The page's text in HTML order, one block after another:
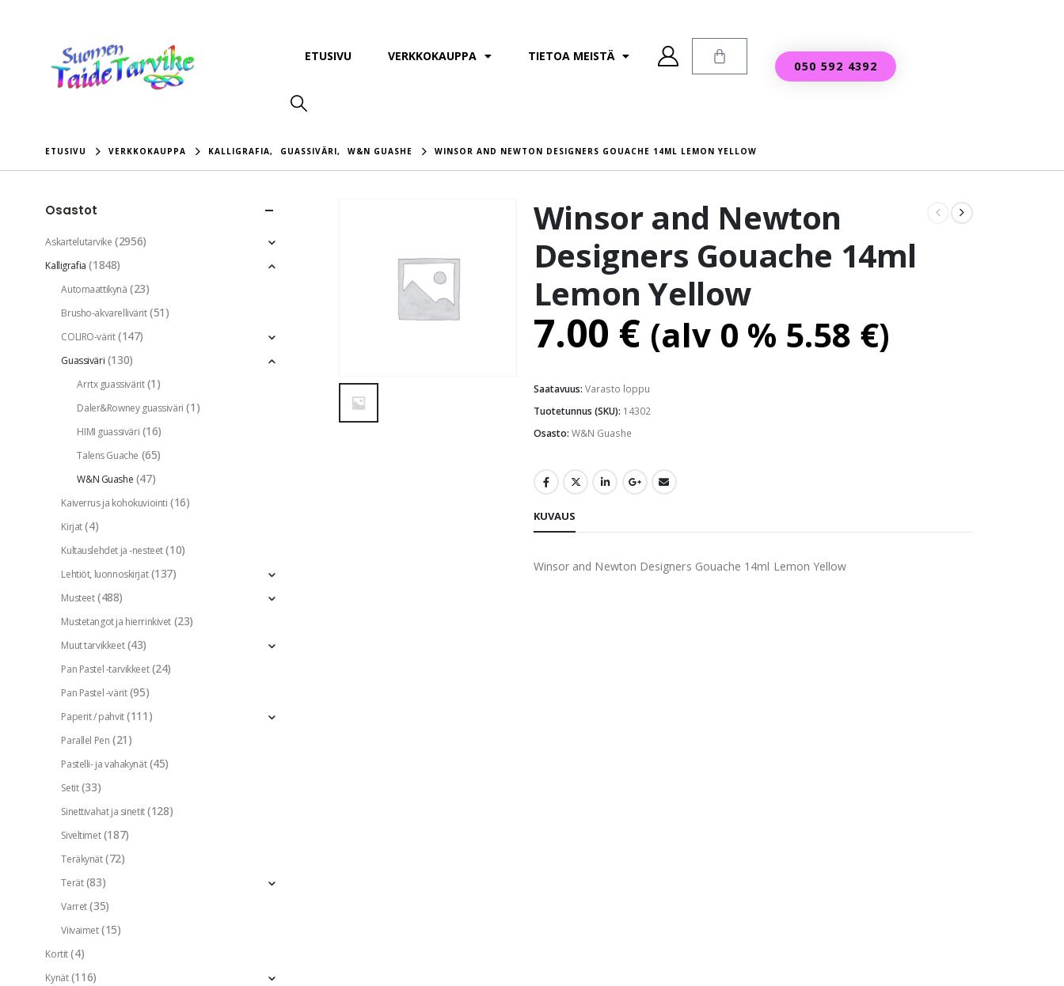
ETUSIVU VERKKOKAUPPA TIETOA MEISTÄ
050 592 4392
ETUSIVU VERKKOKAUPPA KALLIGRAFIA, GUASSIVÄRI, W&N GUASHE WINSOR AND NEWTON DESIGNERS GOUACHE 14ML LEMON YELLOW
Winsor and Newton
Designers Gouache 14ml
Lemon Yellow
7.00 € (alv 0 % 5.58 €)
Saatavuus: Varasto loppu
Tuotetunnus (SKU): 14302
Osasto: W&N Guashe
KUVAUS
Winsor and Newton Designers Gouache 14ml Lemon Yellow
Osastot
Askartelutarvike (2956)
Kalligrafia (1848)
Automaattikynä (23)
Brusho-akvarellivärit (51)
COLIRO-värit (147)
Guassiväri (130)
Arrtx guassivärit (1)
Daler&Rowney guassiväri (1)
HIMI guassiväri (16)
Talens Guache (65)
W&N Guashe (47)
Kaiverrus ja kohokuviointi (16)
Kirjat (4)
Kultauslehdet ja -nesteet (10)
Lehtiöt, luonnoskirjat (137)
Musteet (488)
Mustetangot ja hierrinkivet (23)
Muut tarvikkeet (43)
Pan Pastel -tarvikkeet (24)
Pan Pastel -värit (95)
Paperit / pahvit (111)
Parallel Pen (21)
Pastelli- ja vahakynät (45)
Setit (33)
Sinettivahat ja sinetit (128)
Siveltimet (187)
Teräkynät (72)
Terät (83)
Varret (35)
Viivaimet (15)
Kortit (4)
Kynät (116)